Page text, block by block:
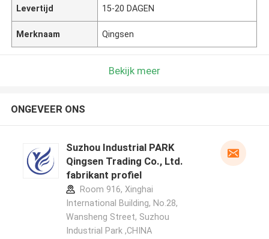
Levertijd 15-20 DAGEN
Merknaam Qingsen
Bekijk meer
ONGEVEER ONS
Suzhou Industrial PARK
Qingsen Trading Co., Ltd.
fabrikant profiel
Room 916, Xinghai
International Building, No.28,
Wansheng Street, Suzhou
Industrial Park ,CHINA